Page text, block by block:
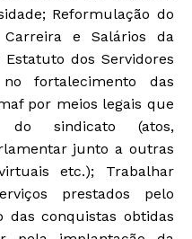
Reformulação do
e Salários da
dos Servidores
fortalecimento das
por meios legais que
do sindicato (atos,
junto a outras
etc.); Trabalhar
prestados pelo
das conquistas obtidas